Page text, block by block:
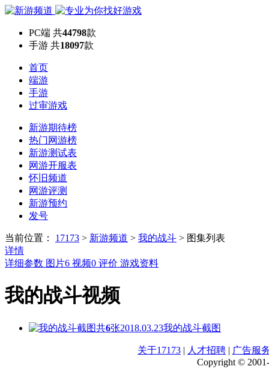
PC端 共44798款
手游 共18097款
首页
端游
手游
过审游戏
新游期待榜
热门网游榜
新游测试表
网游开服表
怀旧频道
网游评测
新游预约
发号
当前位置： 17173 > 新游频道 > 我的战斗 > 图集列表
详情
详细参数 图片6 视频0 评价 游戏资料
我的战斗视频
共6张2018.03.23我的战斗截图
关于17173 | 人才招聘 | 广告服
Copyright ©